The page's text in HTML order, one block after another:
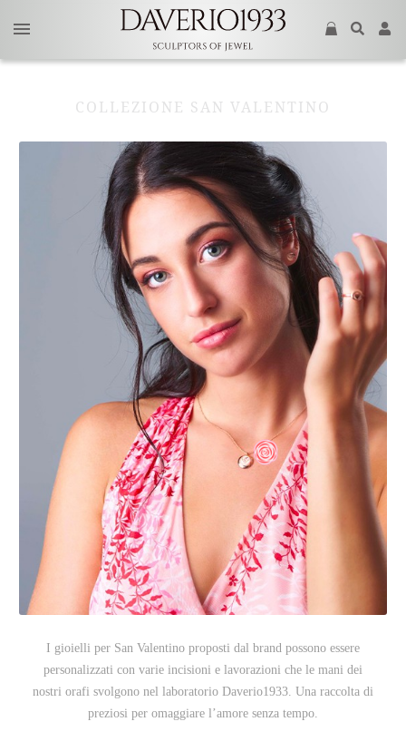
COLLEZIONE SAN VALENTINO
I gioielli per San Valentino proposti dal brand possono essere
personalizzati con varie incisioni e lavorazioni che le mani dei
nostri orafi svolgono nel laboratorio Daverio1933. Una raccolta di
preziosi per omaggiare l’amore senza tempo.